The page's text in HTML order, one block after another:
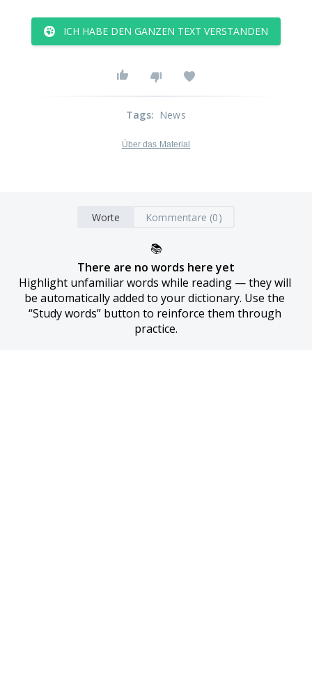
ICH HABE DEN GANZEN TEXT VERSTANDEN
Tags: News
Über das Material
Worte Kommentare (0)
📚
There are no words here yet
Highlight unfamiliar words while reading — they will
be automatically added to your dictionary. Use the
“Study words” button to reinforce them through
practice.